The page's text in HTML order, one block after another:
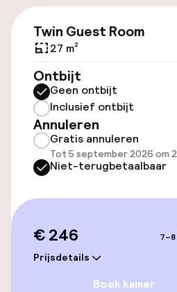
(buiten)
€ 30,00 per dag
Openbaar parkeren
Oplaadpunt
locatie
Fietsverhuur
Overal
Twin Guest Room
27 m²
Ontbijt
Geen ontbijt
Inclusief ontbijt
Annuleren
Gratis annuleren
Tot 5 september 2026 om
Niet-terugbetaalbaar
€ 246
Prijsdetails
Boek kamer